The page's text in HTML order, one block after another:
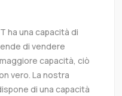
ha una capacità di
di vendere
capacità, ciò
vero. La nostra
di una capacità